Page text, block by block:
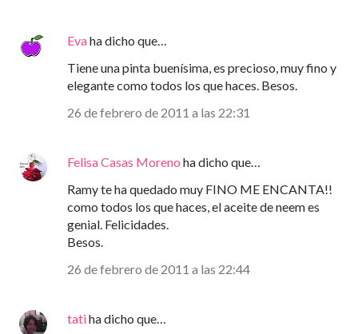
Evaha dicho que…
Tiene una pinta buenísima, es precioso, muy fino y
elegante como todos los que haces. Besos.
26 de febrero de 2011 a las 22:31
Felisa Casas Moreno ha dicho que…
Ramy te ha quedado muy FINO ME ENCANTA!!
como todos los que haces, el aceite de neem es
genial. Felicidades.
Besos.
26 de febrero de 2011 a las 22:44
tatiha dicho que…